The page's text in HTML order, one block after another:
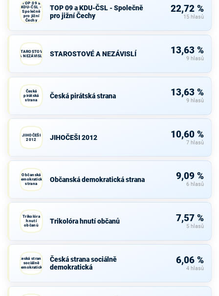
TOP 09 a
KDU-ČSL -
Společně
pro jižní
Čechy
TOP 09 a KDU-ČSL - Společně
pro jižní Čechy
22,72 %
15 hlasů
STAROSTOVÉ
A NEZÁVISLÍ
STAROSTOVÉ A NEZÁVISLÍ 13,63 %
9 hlasů
Česká
pirátská
strana
Česká pirátská strana 13,63 %
9 hlasů
JIHOČEŠI
2012
JIHOČEŠI 2012 10,60 %
7 hlasů
Občanská
demokratická
strana
Občanská demokratická strana 9,09 %
6 hlasů
Trikolóra
hnutí
občanů
Trikolóra hnutí občanů 7,57 %
5 hlasů
Česká strana
sociálně
demokratická
Česká strana sociálně
demokratická
6,06 %
4 hlasů